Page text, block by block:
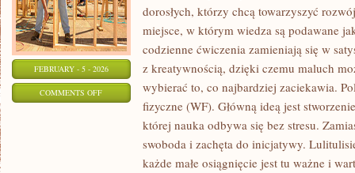
FEBRUARY - 5 - 2026
COMMENTS OFFON
dorosłych, którzy chcą towarzyszyć
miejsce, w którym wiedza są podawane
codzienne ćwiczenia zamieniają się w
z kreatywnością, dzięki czemu maluch
wybierać to, co najbardziej zaciekawia.
fizyczne (WF). Główną ideą jest
której nauka odbywa się bez stresu.
swoboda i zachęta do inicjatywy.
każde małe osiągnięcie jest tu ważne i